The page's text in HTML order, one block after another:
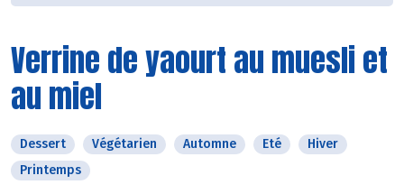
Verrine de yaourt au muesli et
au miel
Dessert Végétarien Automne Eté
Hiver
Printemps